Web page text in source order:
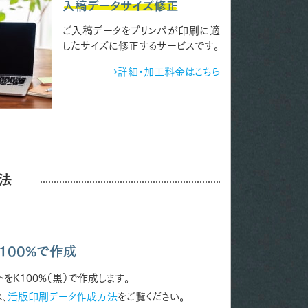
入稿データサイズ修正
ご入稿データをプリンパが印刷に適
したサイズに修正するサービスです。
→詳細・加工料金はこちら
で作成
K100%（黒）で作成します。
活版印刷データ作成方法をご覧ください。